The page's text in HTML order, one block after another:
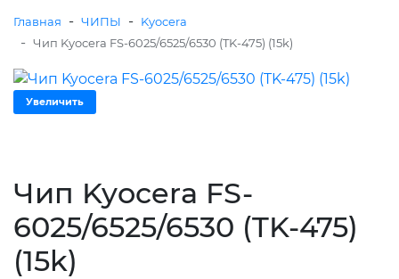
Главная - ЧИПЫ - Kyocera
- Чип Kyocera FS-6025/6525/6530 (TK-475) (15k)
Увеличить
Чип Kyocera FS-
6025/6525/6530 (TK-475)
(15k)